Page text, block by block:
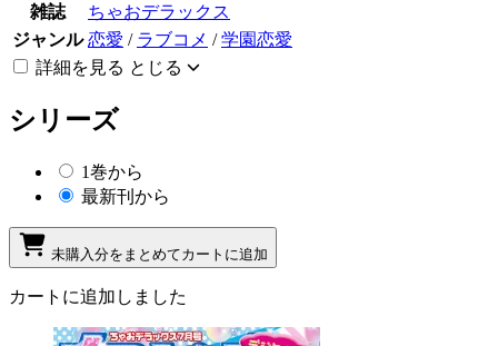
雑誌
ちゃおデラックス
ジャンル 恋愛 / ラブコメ /学園恋愛
詳細を見る とじる
シリーズ
1巻から
最新刊から
未購入分をまとめてカートに追加
カートに追加しました